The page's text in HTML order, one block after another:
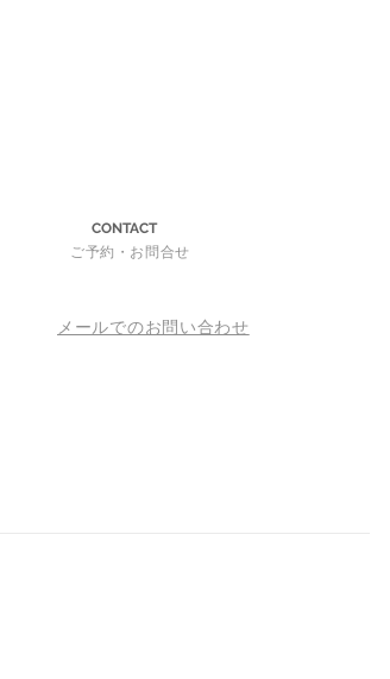
CONTACT
ご予約・お問合せ
メールでのお問い合わせ